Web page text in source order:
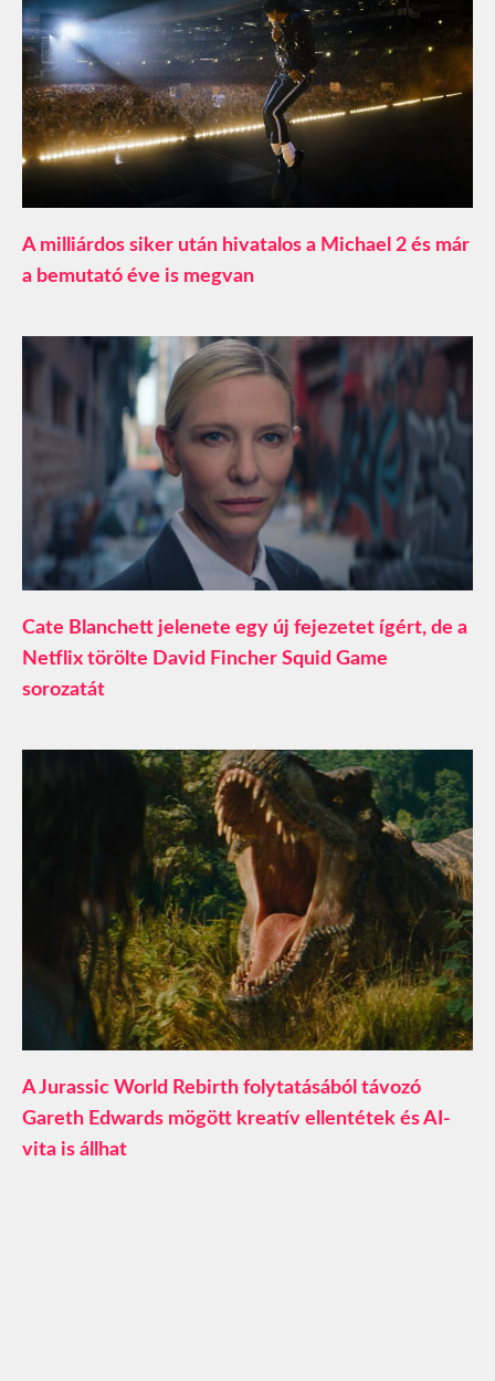
A milliárdos siker után hivatalos a Michael 2 és már
a bemutató éve is megvan
Cate Blanchett jelenete egy új fejezetet ígért, de a
Netflix törölte David Fincher Squid Game
sorozatát
A Jurassic World Rebirth folytatásából távozó
Gareth Edwards mögött kreatív ellentétek és AI-
vita is állhat